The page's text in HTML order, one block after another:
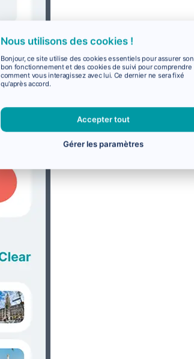
Nous utilisons des cookies !
Bonjour, ce site utilise des cookies essentiels pour assurer son
bon fonctionnement et des cookies de suivi pour comprendre
comment vous interagissez avec lui. Ce dernier ne sera fixé
qu'après accord.
Accepter tout
Gérer les paramètres